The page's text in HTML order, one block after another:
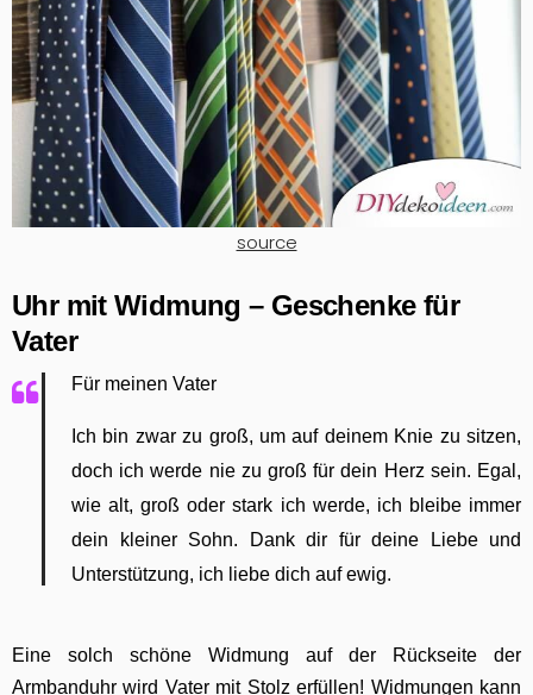
source
Uhr mit Widmung – Geschenke für
Vater
Für meinen Vater
Ich bin zwar zu groß, um auf deinem Knie zu sitzen,
doch ich werde nie zu groß für dein Herz sein. Egal,
wie alt, groß oder stark ich werde, ich bleibe immer
dein kleiner Sohn. Dank dir für deine Liebe und
Unterstützung, ich liebe dich auf ewig.
Eine solch schöne Widmung auf der Rückseite der
Armbanduhr wird Vater mit Stolz erfüllen! Widmungen kann